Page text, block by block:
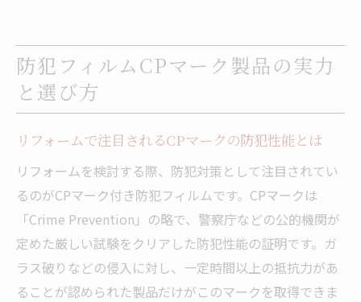
防犯フィルムCPマーク製品の実力
と選び方
リフォームで注目されるCPマークの防犯性能とは
リフォームを検討する際、防犯対策として注目されてい
るのがCPマーク付き防犯フィルムです。CPマークは
「Crime Prevention」の略で、警察庁などの公的機関が
定めた厳しい試験をクリアした防犯性能の証明です。ガ
ラス破りなどの侵入に対し、一定時間以上の抵抗力があ
ることが認められた製品だけがこのマークを取得できま